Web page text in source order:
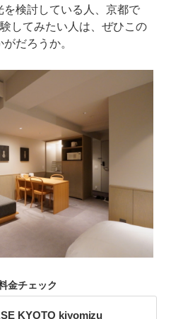
検討している人、京都で
してみたい人は、ぜひこの
だろうか。
金チェック
KYOTO kiyomizu